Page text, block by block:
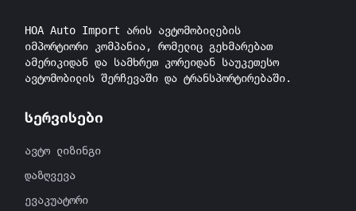
HOA Auto Import არის ავტომობილების
იმპორტიორი კომპანია, რომელიც გეხმარებათ
ამერიკიდან და სამხრეთ კორეიდან საუკეთესო
ავტომობილის შერჩევაში და ტრანსპორტირებაში.
სერვისები
ავტო ლიზინგი
დაზღვევა
ევაკუატორი